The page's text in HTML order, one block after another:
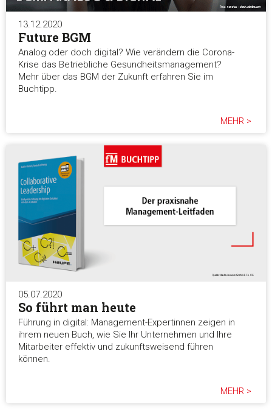
13.12.2020
Future BGM
Analog oder doch digital? Wie verändern die Corona-
Krise das Betriebliche Gesundheitsmanagement?
Mehr über das BGM der Zukunft erfahren Sie im
Buchtipp.
MEHR >
05.07.2020
So führt man heute
Führung in digital: Management-Expertinnen zeigen in
ihrem neuen Buch, wie Sie Ihr Unternehmen und Ihre
Mitarbeiter effektiv und zukunftsweisend führen
können.
MEHR >